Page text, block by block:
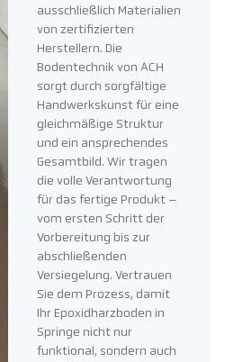
ausschließlich Materialien
von zertifizierten
Herstellern. Die
Bodentechnik von ACH
sorgt durch sorgfältige
Handwerkskunst für eine
gleichmäßige Struktur
und ein ansprechendes
Gesamtbild. Wir tragen
die volle Verantwortung
für das fertige Produkt –
vom ersten Schritt der
Vorbereitung bis zur
abschließenden
Versiegelung. Vertrauen
Sie dem Prozess, damit
Ihr Epoxidharzboden in
Springe nicht nur
funktional, sondern auch